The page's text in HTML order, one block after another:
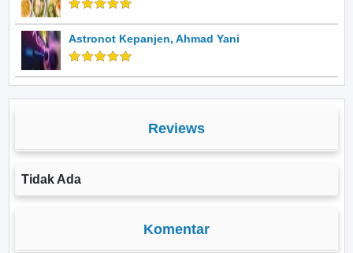
Astronot Kepanjen, Ahmad Yani
Reviews
Tidak Ada
Komentar